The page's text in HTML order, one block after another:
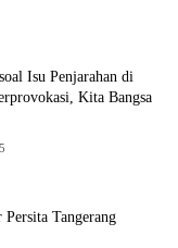
Isu Penjarahan di
Kita Bangsa
Tangerang